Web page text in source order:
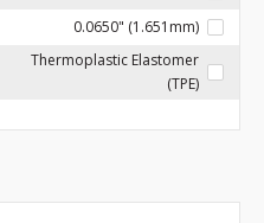
0.0650" (1.651mm)
Thermoplastic Elastomer
(TPE)